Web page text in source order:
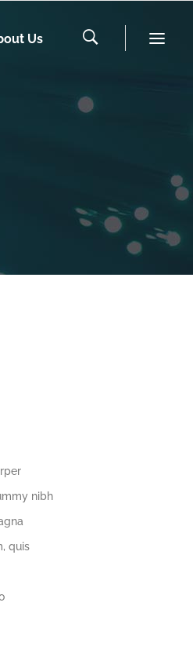
Us
nibh
quis